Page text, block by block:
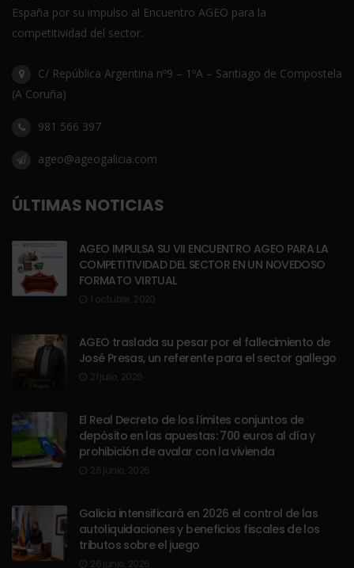
España por su impulso al Encuentro AGEO para la
competitividad del sector.
C/ República Argentina nº9 – 1ºA – Santiago de Compostela
(A Coruña)
981 566 397
ageo@ageogalicia.com
ÚLTIMAS NOTICIAS
AGEO IMPULSA SU VII ENCUENTRO AGEO PARA LA
COMPETITIVIDAD DEL SECTOR EN UN NOVEDOSO
FORMATO VIRTUAL
AGEO traslada su pesar por el fallecimiento de
José Presas, un referente para el sector gallego
El Real Decreto de los límites conjuntos de
depósito en las apuestas: 700 euros al día y
prohibición de avalar con la vivienda
Galicia intensificará en 2026 el control de las
autoliquidaciones y beneficios fiscales de los
tributos sobre el juego